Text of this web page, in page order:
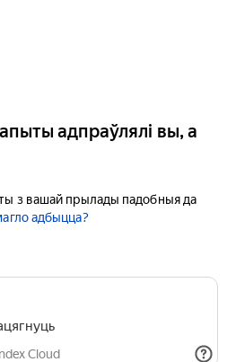
адпраўлялі вы, а
з вашай прылады падобныя да
адбыцца?
Cloud